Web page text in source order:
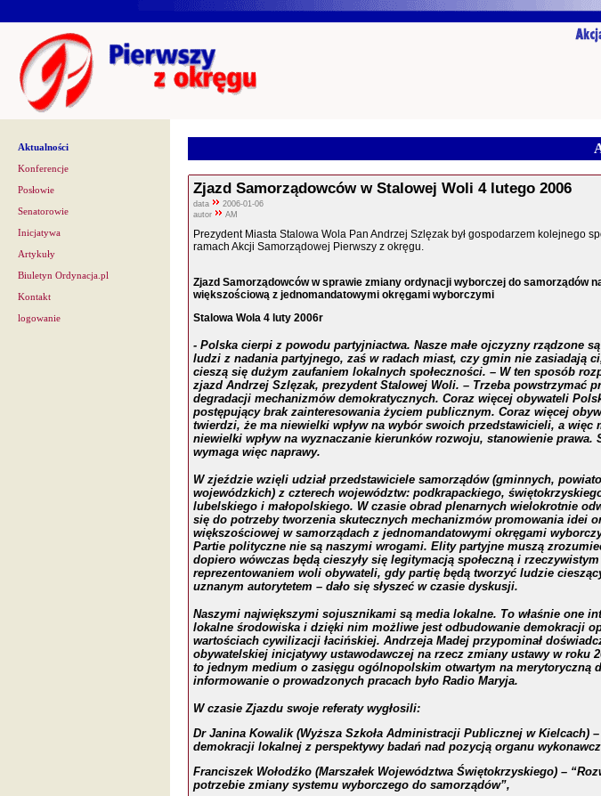
Aktualności
Konferencje
Posłowie
Senatorowie
Inicjatywa
Artykuły
Biuletyn Ordynacja.pl
Kontakt
logowanie
Zjazd Samorządowców w Stalowej Woli 4 lutego 2006
data
2006-01-06
autor
AM
Prezydent Miasta Stalowa Wola Pan Andrzej Szlęzak był gospodarzem kolejnego
ramach Akcji Samorządowej Pierwszy z okręgu.
Zjazd Samorządowców w sprawie zmiany ordynacji wyborczej do samorządów
większościową z jednomandatowymi okręgami wyborczymi
Stalowa Wola 4 luty 2006r
- Polska cierpi z powodu partyjniactwa. Nasze małe ojczyzny rządzone
ludzi z nadania partyjnego, zaś w radach miast, czy gmin nie zasiadają
cieszą się dużym zaufaniem lokalnych społeczności. – W ten sposób
zjazd Andrzej Szlęzak, prezydent Stalowej Woli. – Trzeba powstrzymać
degradacji mechanizmów demokratycznych. Coraz więcej obywateli
postępujący brak zainteresowania życiem publicznym. Coraz więcej
twierdzi, że ma niewielki wpływ na wybór swoich przedstawicieli, a więc
niewielki wpływ na wyznaczanie kierunków rozwoju, stanowienie prawa.
wymaga więc naprawy.
W zjeździe wzięli udział przedstawiciele samorządów (gminnych,
wojewódzkich) z czterech województw: podkrapackiego,
lubelskiego i małopolskiego. W czasie obrad plenarnych wielokrotnie
się do potrzeby tworzenia skutecznych mechanizmów promowania idei
większościowej w samorządach z jednomandatowymi okręgami
Partie polityczne nie są naszymi wrogami. Elity partyjne muszą
dopiero wówczas będą cieszyły się legitymacją społeczną i rzeczywistym
reprezentowaniem woli obywateli, gdy partię będą tworzyć ludzie
uznanym autorytetem – dało się słyszeć w czasie dyskusji.
Naszymi największymi sojusznikami są media lokalne. To właśnie one
lokalne środowiska i dzięki nim możliwe jest odbudowanie demokracji
wartościach cywilizacji łacińskiej. Andrzeja Madej przypominał
obywatelskiej inicjatywy ustawodawczej na rzecz zmiany ustawy w roku
to jednym medium o zasięgu ogólnopolskim otwartym na merytoryczną
informowanie o prowadzonych pracach było Radio Maryja.
W czasie Zjazdu swoje referaty wygłosili:
Dr Janina Kowalik (Wyższa Szkoła Administracji Publicznej w Kielcach)
demokracji lokalnej z perspektywy badań nad pozycją organu
Franciszek Wołodźko (Marszałek Województwa Świętokrzyskiego) –
potrzebie zmiany systemu wyborczego do samorządów”,